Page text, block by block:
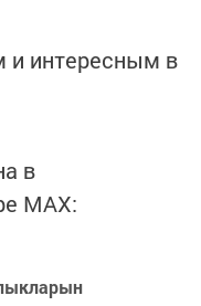
интересным в
в
MАХ: